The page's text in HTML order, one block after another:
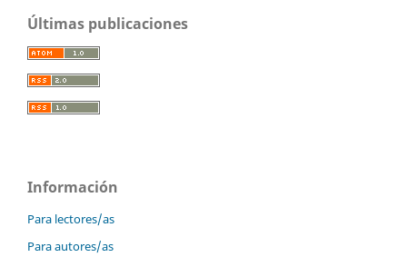
Últimas publicaciones
Información
Para lectores/as
Para autores/as